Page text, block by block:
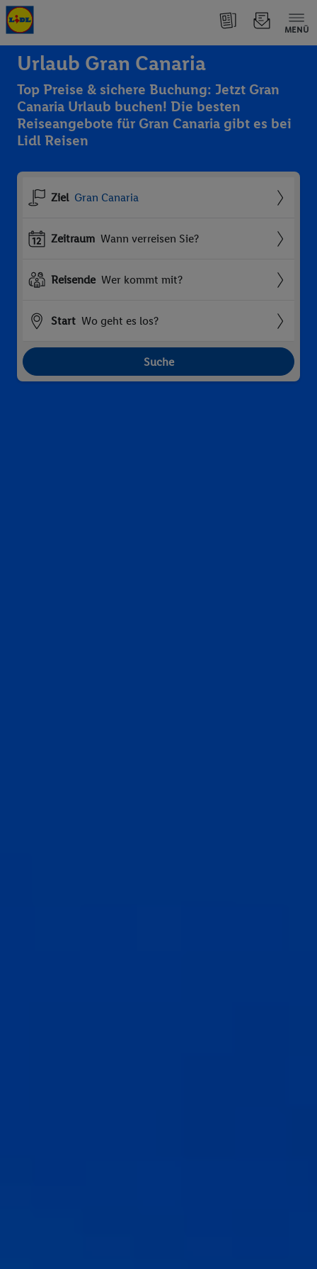
MENÜ
Urlaub Gran Canaria
Top Preise & sichere Buchung: Jetzt Gran
Canaria Urlaub buchen! Die besten
Reiseangebote für Gran Canaria gibt es bei
Lidl Reisen
Ziel Gran Canaria
Zeitraum Wann verreisen Sie?
Reisende Wer kommt mit?
Start Wo geht es los?
Suche